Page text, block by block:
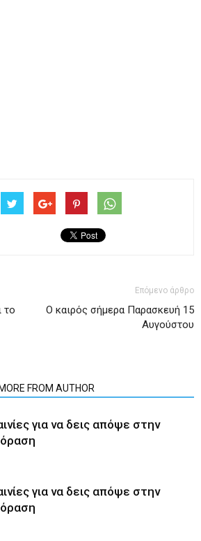
το
Επόμενο άρθρο
Ο καιρός σήμερα Παρασκευή 15
Αυγούστου
MORE FROM AUTHOR
για να δεις απόψε στην
για να δεις απόψε στην